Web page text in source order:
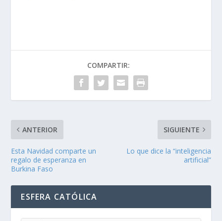
COMPARTIR:
ANTERIOR
Esta Navidad comparte un
regalo de esperanza en
Burkina Faso
SIGUIENTE
Lo que dice la “inteligencia
artificial”
ESFERA CATÓLICA